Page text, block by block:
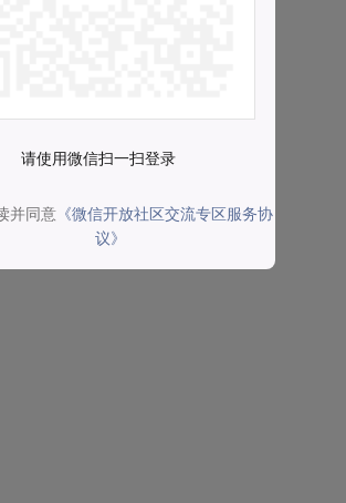
请使用微信扫一扫登录
并同意 《微信开放社区交流专区服务协
议》